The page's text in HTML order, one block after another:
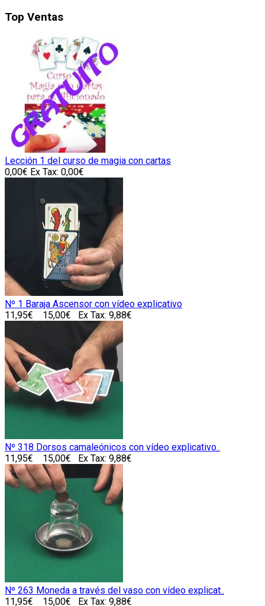
Top Ventas
Lección 1 del curso de magia con cartas
0,00€ Ex Tax: 0,00€
Nº 1 Baraja Ascensor con vídeo explicativo
11,95€
15,00€ Ex Tax: 9,88€
Nº 318 Dorsos camaleónicos con vídeo explicativo..
11,95€
15,00€ Ex Tax: 9,88€
Nº 263 Moneda a través del vaso con vídeo explicat..
11,95€
15,00€ Ex Tax: 9,88€